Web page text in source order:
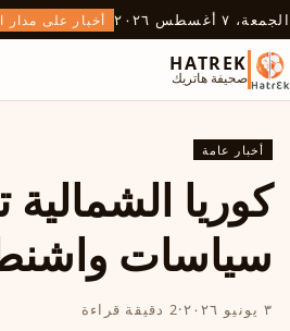
الجمعة، ٧ أغسطس ٢٠٢٦ أخبار على مدار
HATREK
صحيفة هاتريك
أخبار عامة
كوريا
سياسات
٣ يونيو ٢٠٢٦ ·2 دقيقة قراءة